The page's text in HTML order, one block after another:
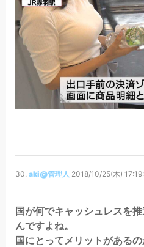
30. aki@管理人 2018/10/25(木)
国が何でキャッシュレスを
んですよね。
国にとってメリットがあるの